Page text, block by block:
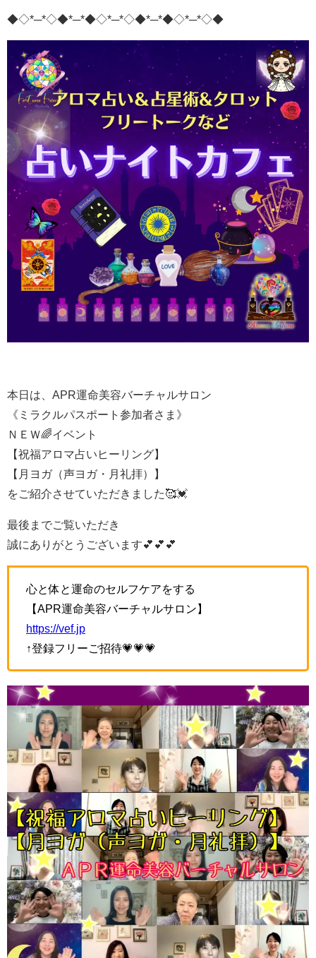
◆◇*─*◇◆*─*◆◇*─*◇◆*─*◆◇*─*◇◆
本日は、APR運命美容バーチャルサロン
《ミラクルパスポート参加者さま》
ＮＥＷ🌈イベント
【祝福アロマ占いヒーリング】
【月ヨガ（声ヨガ・月礼拝）】
をご紹介させていただきました🥰💓
最後までご覧いただき
誠にありがとうございます💕💕💕
心と体と運命のセルフケアをする
【APR運命美容バーチャルサロン】
https://vef.jp
↑登録フリーご招待💗💗💗